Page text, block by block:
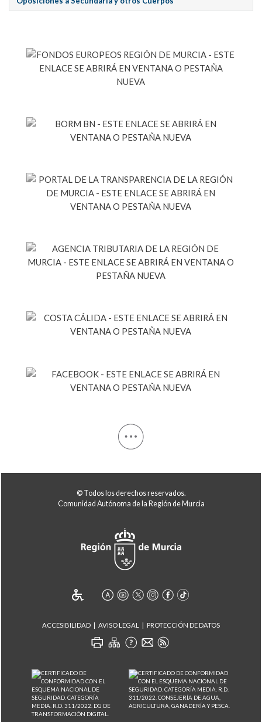
© Todos los derechos reservados.
Comunidad Autónoma de la Región de Murcia
ACCESIBILIDAD AVISO LEGAL PROTECCIÓN DE DATOS